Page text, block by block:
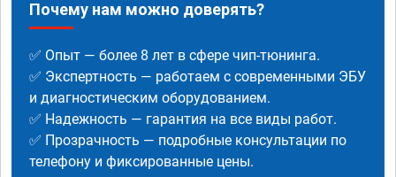
Почему нам можно доверять?
✅ Опыт — более 8 лет в сфере чип-тюнинга.
✅ Экспертность — работаем с современными ЭБУ
и диагностическим оборудованием.
✅ Надежность — гарантия на все виды работ.
✅ Прозрачность — подробные консультации по
телефону и фиксированные цены.